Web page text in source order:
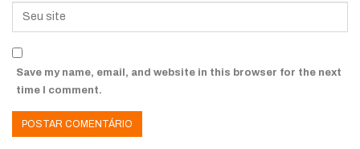
Save my name, email, and website in this browser for the next
time I comment.